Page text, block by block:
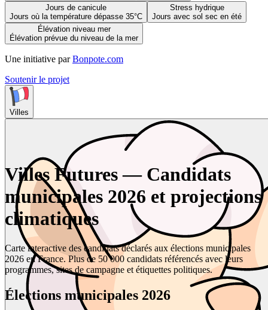
Jours de canicule
Jours où la température dépasse 35°C
Stress hydrique
Jours avec sol sec en été
Élévation niveau mer
Élévation prévue du niveau de la mer
Une initiative par Bonpote.com
Soutenir le projet
Villes
Villes Futures — Candidats
municipales 2026 et projections
climatiques
Carte interactive des candidats déclarés aux élections municipales
2026 en France. Plus de 50 000 candidats référencés avec leurs
programmes, sites de campagne et étiquettes politiques.
Élections municipales 2026